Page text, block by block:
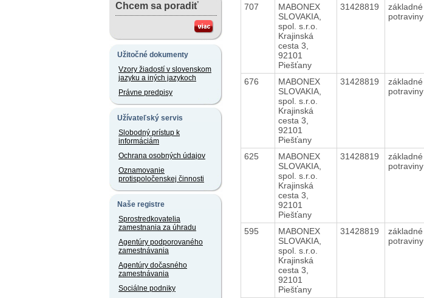
Chcem sa poradiť
Užitočné dokumenty
Vzory žiadostí v slovenskom
jazyku a iných jazykoch
Právne predpisy
Užívateľský servis
Slobodný prístup k
informáciám
Ochrana osobných údajov
Oznamovanie
protispoločenskej činnosti
Naše registre
Sprostredkovatelia
zamestnania za úhradu
Agentúry podporovaného
zamestnávania
Agentúry dočasného
zamestnávania
Sociálne podniky
707
MABONEX
SLOVAKIA,
spol. s.r.o.
Krajinská
cesta 3,
92101
Piešťany
31428819
základné
potraviny
676
MABONEX
SLOVAKIA,
spol. s.r.o.
Krajinská
cesta 3,
92101
Piešťany
31428819
základné
potraviny
625
MABONEX
SLOVAKIA,
spol. s.r.o.
Krajinská
cesta 3,
92101
Piešťany
31428819
základné
potraviny
595
MABONEX
SLOVAKIA,
spol. s.r.o.
Krajinská
cesta 3,
92101
Piešťany
31428819
základné
potraviny